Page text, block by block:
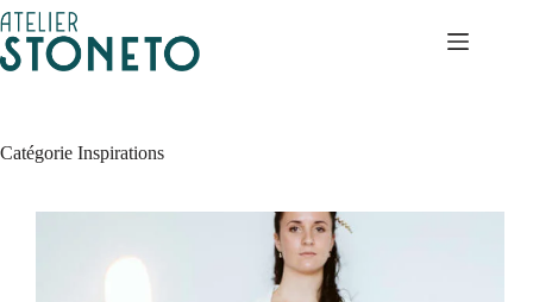
Passer
au
contenu
Catégorie Inspirations